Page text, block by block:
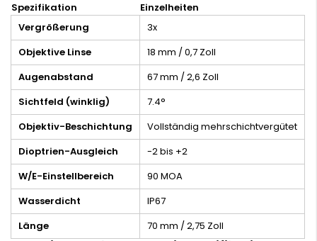
Spezifikation
Einzelheiten
Vergrößerung
3x
Objektive Linse
18 mm / 0,7 Zoll
Augenabstand
67 mm / 2,6 Zoll
Sichtfeld (winklig)
7.4°
Objektiv-Beschichtung
Vollständig mehrschichtvergütet
Dioptrien-Ausgleich
-2 bis +2
W/E-Einstellbereich
90 MOA
Wasserdicht
IP67
Länge
70 mm / 2,75 Zoll